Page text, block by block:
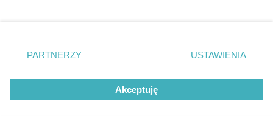
zmienić/wycofać klikając przycisk ustawień prywatności
znajdujący się w lewym dolnym rogu strony
rodzaje przetwarzania danych nie wymagają zgody
użytkownika, ale masz prawo sprzeciwić się takiemu
przetwarzaniu. Preferencje będą miały zastosowanie tylko
PARTNERZY USTAWIENIA
Akceptuję